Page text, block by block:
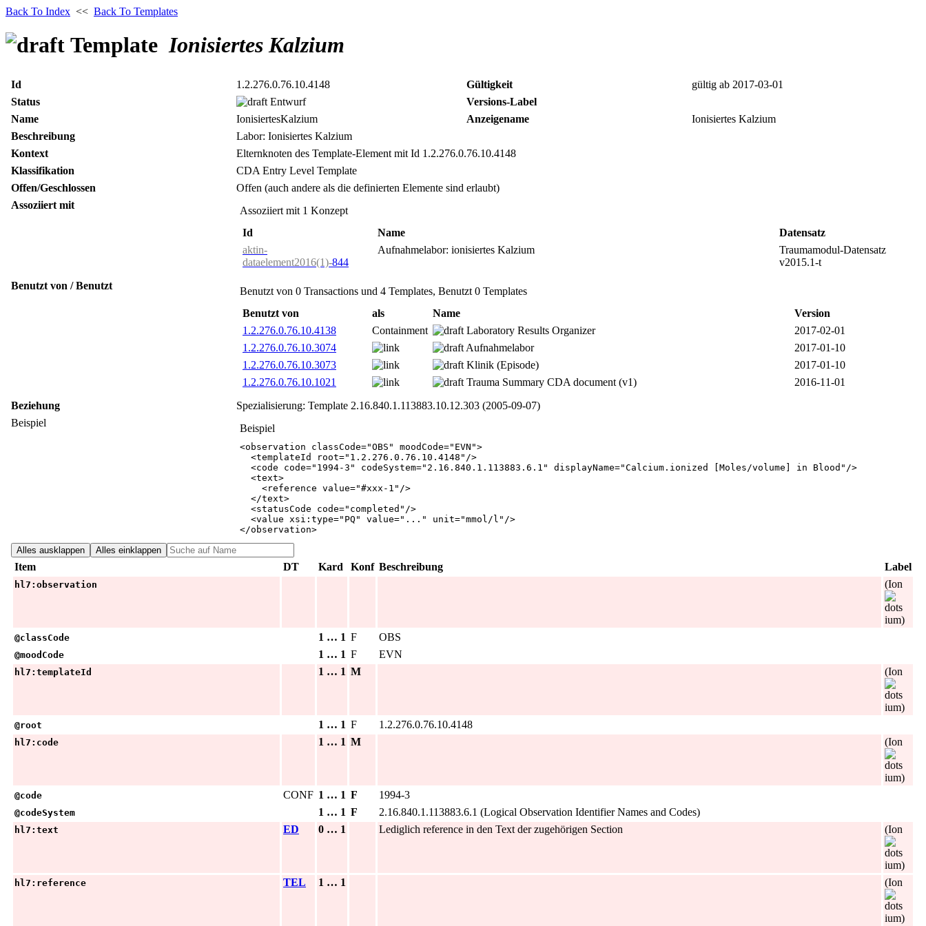
Back To Index << Back To Templates
TemplateIonisiertes Kalzium
Id 1.2.276.0.76.10.4148 Gültigkeit
gültig ab 2017‑03‑01
Status
Entwurf
Versions-Label
Name
IonisiertesKalzium Anzeigename
Ionisiertes Kalzium
Beschreibung
Labor: Ionisiertes Kalzium
Kontext
Elternknoten des Template-Element mit Id 1.2.276.0.76.10.4148
Klassifikation
CDA Entry Level Template
Offen/Geschlossen
Offen (auch andere als die definierten Elemente sind erlaubt)
Assoziiert mit
Assoziiert mit 1 Konzept
Id
Name
Datensatz
aktin-
dataelement2016(1)-844
Aufnahmelabor: ionisiertes Kalzium
Traumamodul-Datensatz
v2015.1-t
Benutzt von / Benutzt
Benutzt von 0 Transactions und 4 Templates, Benutzt 0 Templates
Benutzt von
als Name
Version
1.2.276.0.76.10.4138
Containment Laboratory Results Organizer
2017‑02‑01
1.2.276.0.76.10.3074
Aufnahmelabor
2017‑01‑10
1.2.276.0.76.10.3073
Klinik (Episode)
2017‑01‑10
1.2.276.0.76.10.1021
Trauma Summary CDA document (v1)
2016‑11‑01
Beziehung
Spezialisierung: Template 2.16.840.1.113883.10.12.303 (2005‑09‑07)
Beispiel
Beispiel
<observation classCode="OBS " moodCode=" EVN ">
<templateId root=" 1.2.276.0.76.10.4148 " />
<code code=" 1994-3 " codeSystem=" 2.16.840.1.113883.6.1 " displayName="Calcium.ionized [Moles/volume] in Blood " />
<text>
<reference value="#xxx-1 " />
</text>
<statusCode code=" completed " />
<value xsi:type=" PQ " value=" ... " unit="mmol/l " />
</observation>
Alles ausklappen
Alles einklappen
Item DT Kard Konf Beschreibung Label
hl7:observation (Ion
ium)
@classCode 1 … 1 F OBS
@moodCode 1 … 1 F EVN
hl7:templateId 1 … 1 M (Ion
ium)
@root 1 … 1 F 1.2.276.0.76.10.4148
hl7:code 1 … 1 M (Ion
ium)
@code CONF 1 … 1 F 1994-3
@codeSystem 1 … 1 F 2.16.840.1.113883.6.1 (Logical Observation Identifier Names and Codes)
hl7:text ED 0 … 1 Lediglich reference in den Text der zugehörigen Section (Ion
ium)
hl7:reference TEL 1 … 1 (Ion
ium)